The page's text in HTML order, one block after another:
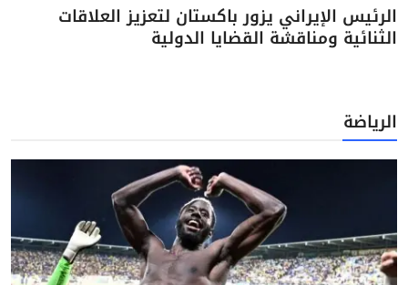
الرئيس الإيراني يزور باكستان لتعزيز العلاقات
الثنائية ومناقشة القضايا الدولية
الرياضة